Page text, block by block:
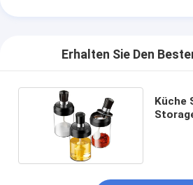
Erhalten Sie Den
Küche